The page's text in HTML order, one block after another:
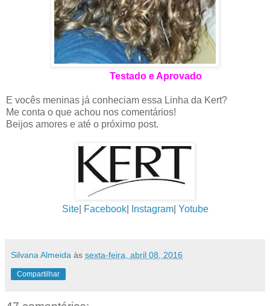
Testado e Aprovado
E vocês meninas já conheciam essa Linha da Kert?
Me conta o que achou nos comentários!
Beijos amores e até o próximo post.
Site| Facebook| Instagram| Yotube
Silvana Almeida às sexta-feira, abril 08, 2016
Compartilhar